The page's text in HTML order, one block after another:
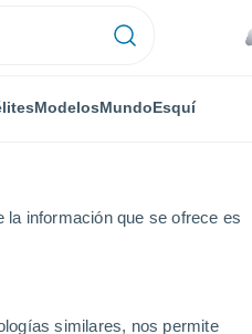
la información que se ofrece es
similares, nos permite
ModelosMundoEsquí